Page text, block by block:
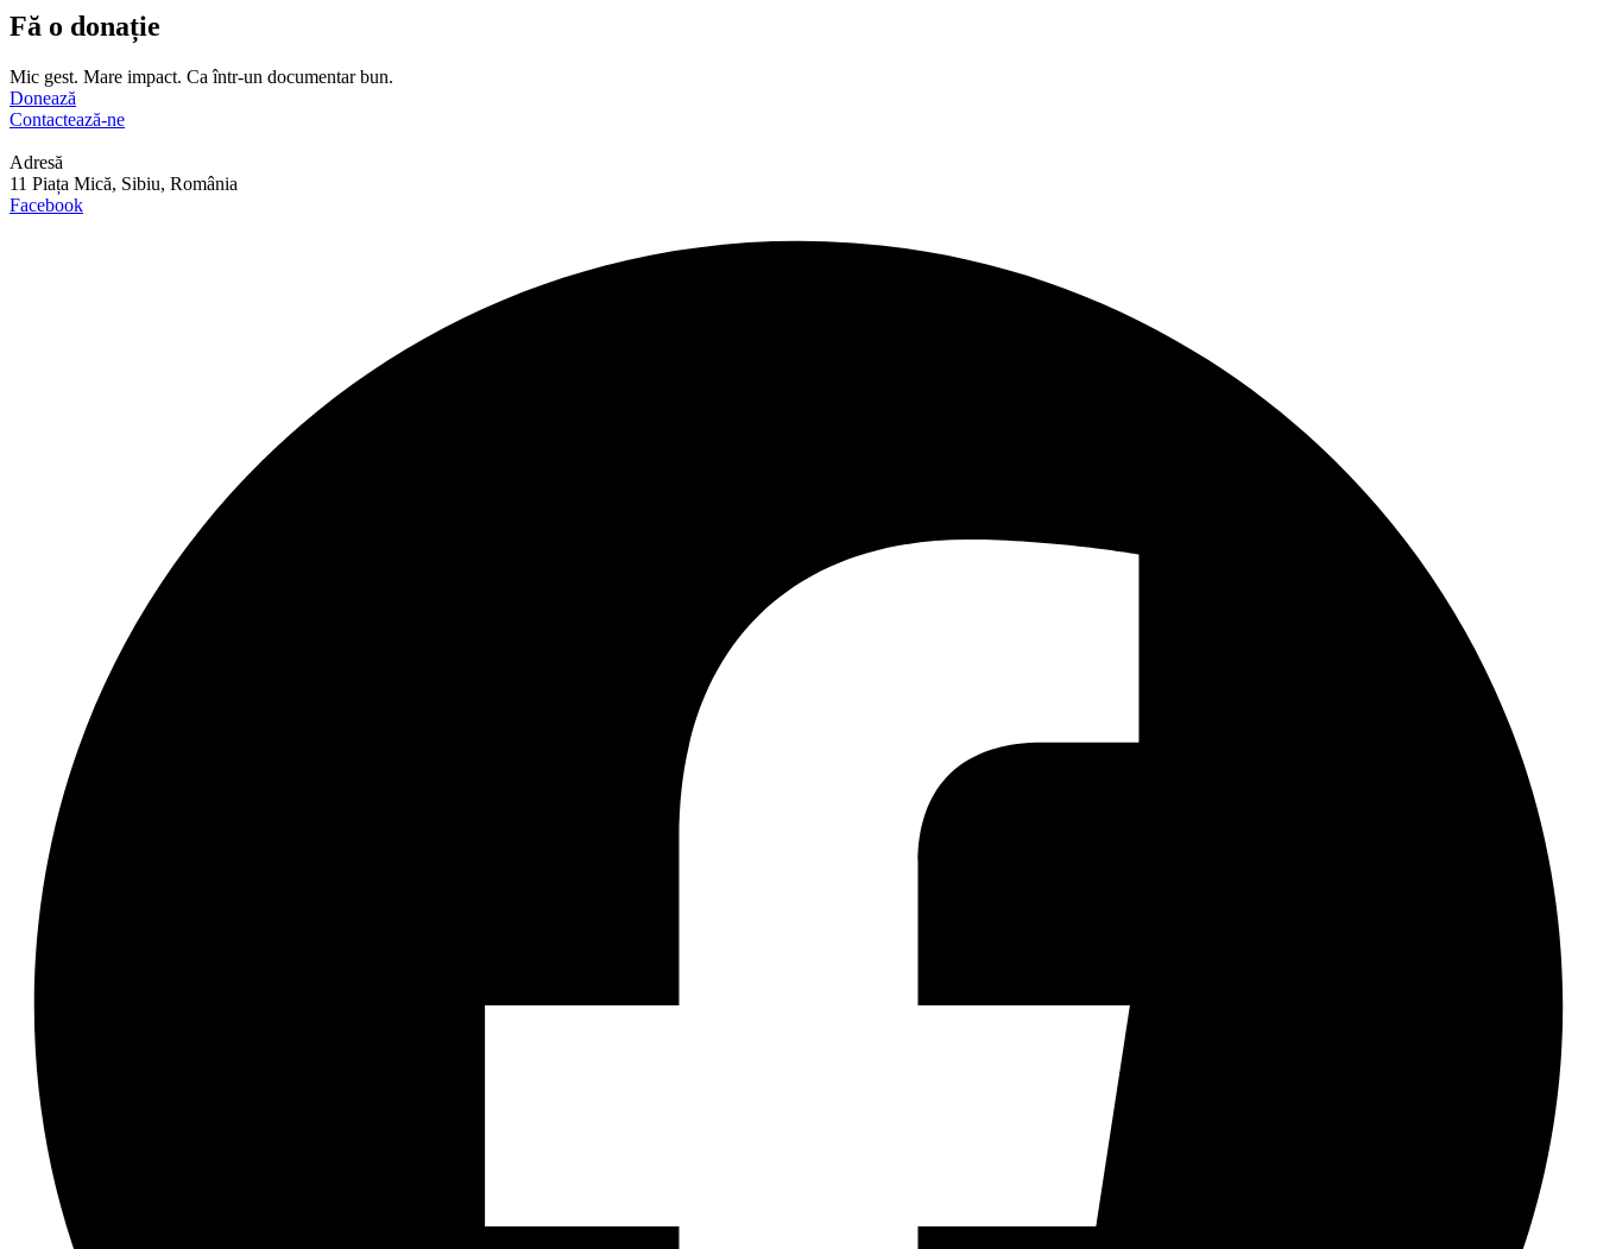
Fă o donație
Mic gest. Mare impact. Ca într-un documentar bun.
Donează
Contactează-ne
Adresă
11 Piața Mică, Sibiu, România
Facebook